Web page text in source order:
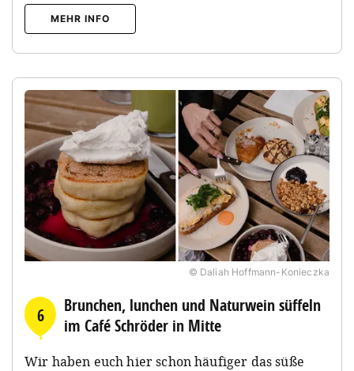
MEHR INFO
© Daliah Hoffmann-Konieczka
6
Brunchen, lunchen und Naturwein süffeln
im Café Schröder in Mitte
Wir haben euch hier schon häufiger das süße